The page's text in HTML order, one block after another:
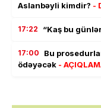
Aslanbəyli kimdir? -
17:22 “Kaş bu
17:00
Bu
ödəyəcək -